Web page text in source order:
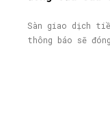
Sàn giao dịch
thông báo sẽ